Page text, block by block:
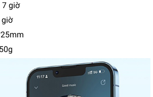
7 giờ
giờ